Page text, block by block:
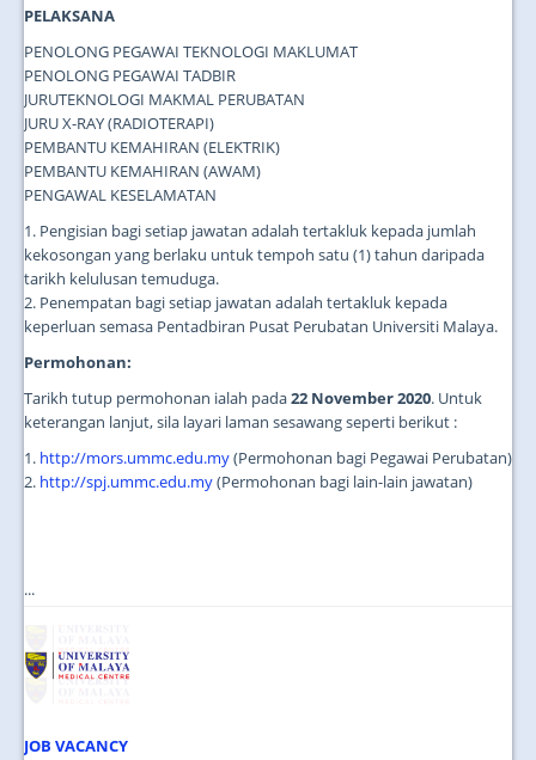
PELAKSANA
PENOLONG PEGAWAI TEKNOLOGI MAKLUMAT
PENOLONG PEGAWAI TADBIR
JURUTEKNOLOGI MAKMAL PERUBATAN
JURU X-RAY (RADIOTERAPI)
PEMBANTU KEMAHIRAN (ELEKTRIK)
PEMBANTU KEMAHIRAN (AWAM)
PENGAWAL KESELAMATAN
1. Pengisian bagi setiap jawatan adalah tertakluk kepada jumlah
kekosongan yang berlaku untuk tempoh satu (1) tahun daripada
tarikh kelulusan temuduga.
2. Penempatan bagi setiap jawatan adalah tertakluk kepada
keperluan semasa Pentadbiran Pusat Perubatan Universiti Malaya.
Permohonan:
Tarikh tutup permohonan ialah pada22 November 2020. Untuk
keterangan lanjut, sila layari laman sesawang seperti berikut :
1. http://mors.ummc.edu.my(Permohonan bagi Pegawai Perubatan)
2. http://spj.ummc.edu.my(Permohonan bagi lain-lain jawatan)
...
JOB VACANCY